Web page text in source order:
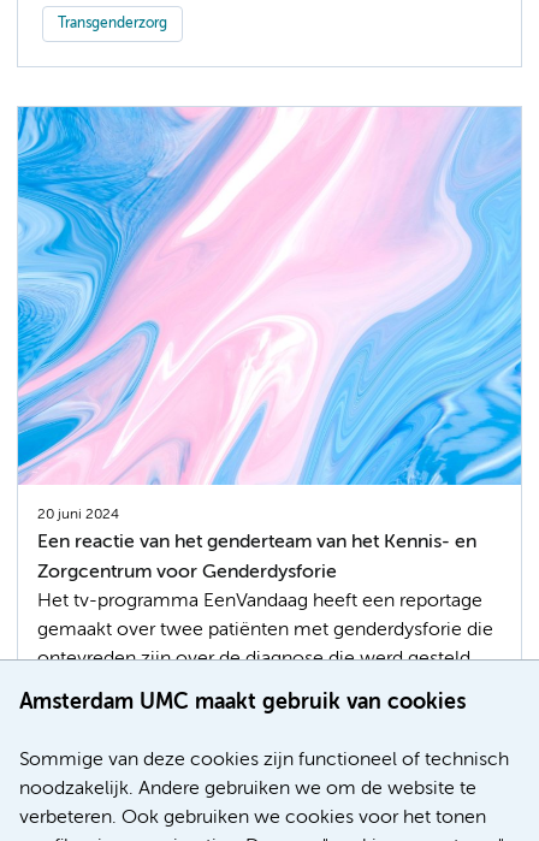
Amsterdam UMC maakt gebruik van cookies
Sommige van deze cookies zijn functioneel of technisch
noodzakelijk. Andere gebruiken we om de website te
verbeteren. Ook gebruiken we cookies voor het tonen
Transgenderzorg
20 juni 2024
Een reactie van het genderteam van het Kennis- en
Zorgcentrum voor Genderdysforie
Het tv-programma EenVandaag heeft een reportage
gemaakt over twee patiënten met genderdysforie die
ontevreden zijn over de diagnose die werd gesteld
door het genderteam van Amsterdam UMC. Het
genderteam kan vanwege privacyregels en het
casus ingaan. Hierbij een reactie van het genderteam.
Transgenderzorg